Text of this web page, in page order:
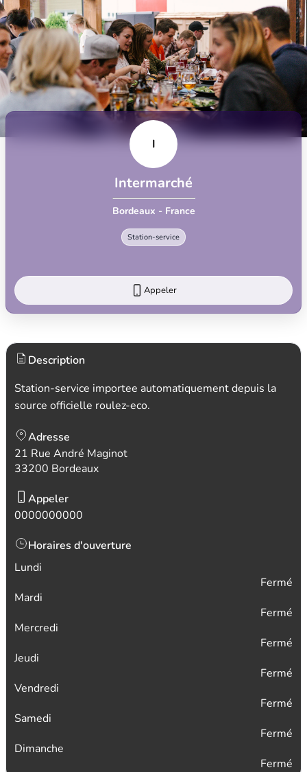
I
Intermarché
Bordeaux - France
Station-service
Appeler
Description
Station-service importee automatiquement depuis la
source officielle roulez-eco.
Adresse
21 Rue André Maginot
33200 Bordeaux
Appeler
0000000000
Horaires d'ouverture
Lundi
Fermé
Mardi
Fermé
Mercredi
Fermé
Jeudi
Fermé
Vendredi
Fermé
Samedi
Fermé
Dimanche
Fermé